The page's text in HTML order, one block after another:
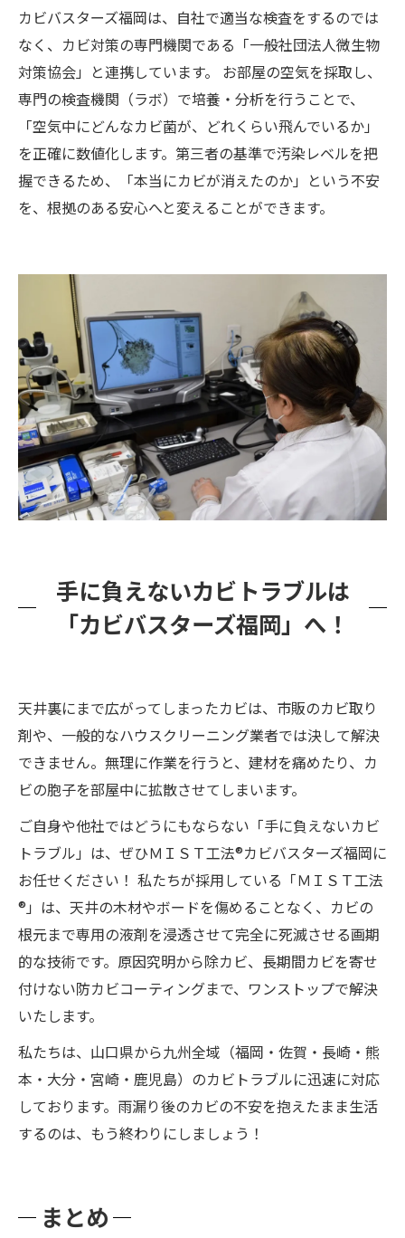
カビバスターズ福岡は、自社で適当な検査をするのでは
なく、カビ対策の専門機関である「一般社団法人微生物
対策協会」と連携しています。 お部屋の空気を採取し、
専門の検査機関（ラボ）で培養・分析を行うことで、
「空気中にどんなカビ菌が、どれくらい飛んでいるか」
を正確に数値化します。第三者の基準で汚染レベルを把
握できるため、「本当にカビが消えたのか」という不安
を、根拠のある安心へと変えることができます。
手に負えないカビトラブルは
「カビバスターズ福岡」へ！
天井裏にまで広がってしまったカビは、市販のカビ取り
剤や、一般的なハウスクリーニング業者では決して解決
できません。無理に作業を行うと、建材を痛めたり、カ
ビの胞子を部屋中に拡散させてしまいます。
ご自身や他社ではどうにもならない「手に負えないカビ
トラブル」は、ぜひＭＩＳＴ工法®カビバスターズ福岡に
お任せください！ 私たちが採用している「ＭＩＳＴ工法
®」は、天井の木材やボードを傷めることなく、カビの
根元まで専用の液剤を浸透させて完全に死滅させる画期
的な技術です。原因究明から除カビ、長期間カビを寄せ
付けない防カビコーティングまで、ワンストップで解決
いたします。
私たちは、山口県から九州全域（福岡・佐賀・長崎・熊
本・大分・宮崎・鹿児島）のカビトラブルに迅速に対応
しております。雨漏り後のカビの不安を抱えたまま生活
するのは、もう終わりにしましょう！
まとめ